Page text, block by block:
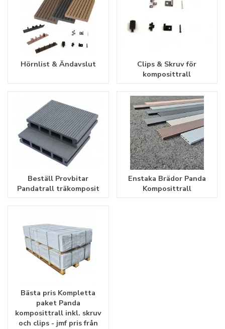
Hörnlist & Ändavslut
Clips & Skruv för
komposittrall
Beställ Provbitar
Pandatrall träkomposit
Enstaka Brädor Panda
Komposittrall
Bästa pris Kompletta
paket Panda
komposittrall inkl. skruv
och clips - jmf pris från